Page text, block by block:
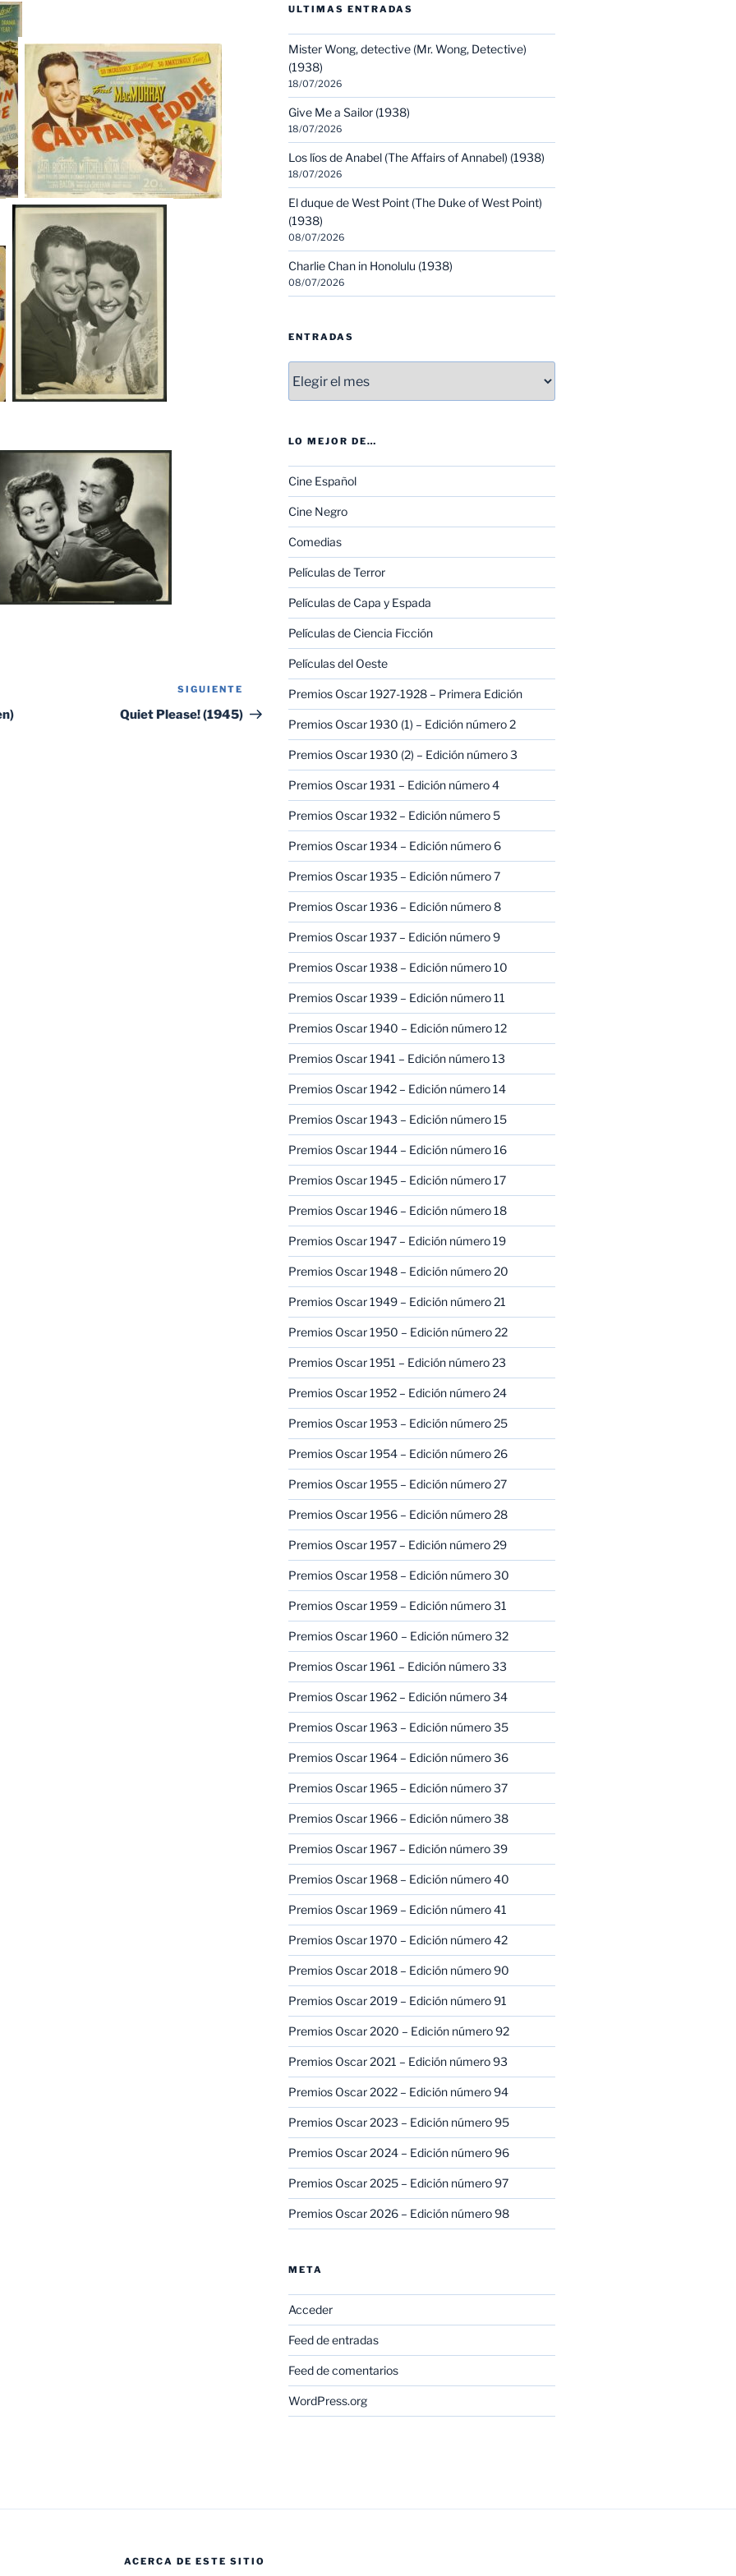
Siguiente
entrada
SIGUIENTE
Quiet Please! (1945)
ULTIMAS ENTRADAS
Mister Wong, detective (Mr. Wong, Detective)
(1938)
18/07/2026
Give Me a Sailor (1938)
18/07/2026
Los líos de Anabel (The Affairs of Annabel) (1938)
18/07/2026
El duque de West Point (The Duke of West Point)
(1938)
08/07/2026
Charlie Chan in Honolulu (1938)
08/07/2026
ENTRADAS
LO MEJOR DE…
Cine Español
Cine Negro
Comedias
Películas de Terror
Películas de Capa y Espada
Películas de Ciencia Ficción
Películas del Oeste
Premios Oscar 1927-1928 – Primera Edición
Premios Oscar 1930 (1) – Edición número 2
Premios Oscar 1930 (2) – Edición número 3
Premios Oscar 1931 – Edición número 4
Premios Oscar 1932 – Edición número 5
Premios Oscar 1934 – Edición número 6
Premios Oscar 1935 – Edición número 7
Premios Oscar 1936 – Edición número 8
Premios Oscar 1937 – Edición número 9
Premios Oscar 1938 – Edición número 10
Premios Oscar 1939 – Edición número 11
Premios Oscar 1940 – Edición número 12
Premios Oscar 1941 – Edición número 13
Premios Oscar 1942 – Edición número 14
Premios Oscar 1943 – Edición número 15
Premios Oscar 1944 – Edición número 16
Premios Oscar 1945 – Edición número 17
Premios Oscar 1946 – Edición número 18
Premios Oscar 1947 – Edición número 19
Premios Oscar 1948 – Edición número 20
Premios Oscar 1949 – Edición número 21
Premios Oscar 1950 – Edición número 22
Premios Oscar 1951 – Edición número 23
Premios Oscar 1952 – Edición número 24
Premios Oscar 1953 – Edición número 25
Premios Oscar 1954 – Edición número 26
Premios Oscar 1955 – Edición número 27
Premios Oscar 1956 – Edición número 28
Premios Oscar 1957 – Edición número 29
Premios Oscar 1958 – Edición número 30
Premios Oscar 1959 – Edición número 31
Premios Oscar 1960 – Edición número 32
Premios Oscar 1961 – Edición número 33
Premios Oscar 1962 – Edición número 34
Premios Oscar 1963 – Edición número 35
Premios Oscar 1964 – Edición número 36
Premios Oscar 1965 – Edición número 37
Premios Oscar 1966 – Edición número 38
Premios Oscar 1967 – Edición número 39
Premios Oscar 1968 – Edición número 40
Premios Oscar 1969 – Edición número 41
Premios Oscar 1970 – Edición número 42
Premios Oscar 2018 – Edición número 90
Premios Oscar 2019 – Edición número 91
Premios Oscar 2020 – Edición número 92
Premios Oscar 2021 – Edición número 93
Premios Oscar 2022 – Edición número 94
Premios Oscar 2023 – Edición número 95
Premios Oscar 2024 – Edición número 96
Premios Oscar 2025 – Edición número 97
Premios Oscar 2026 – Edición número 98
META
Acceder
Feed de entradas
Feed de comentarios
WordPress.org
ACERCA DE ESTE SITIO